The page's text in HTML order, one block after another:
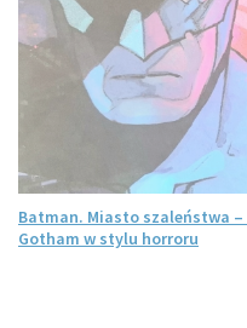
Batman. Miasto szaleństwa
Gotham w stylu horroru